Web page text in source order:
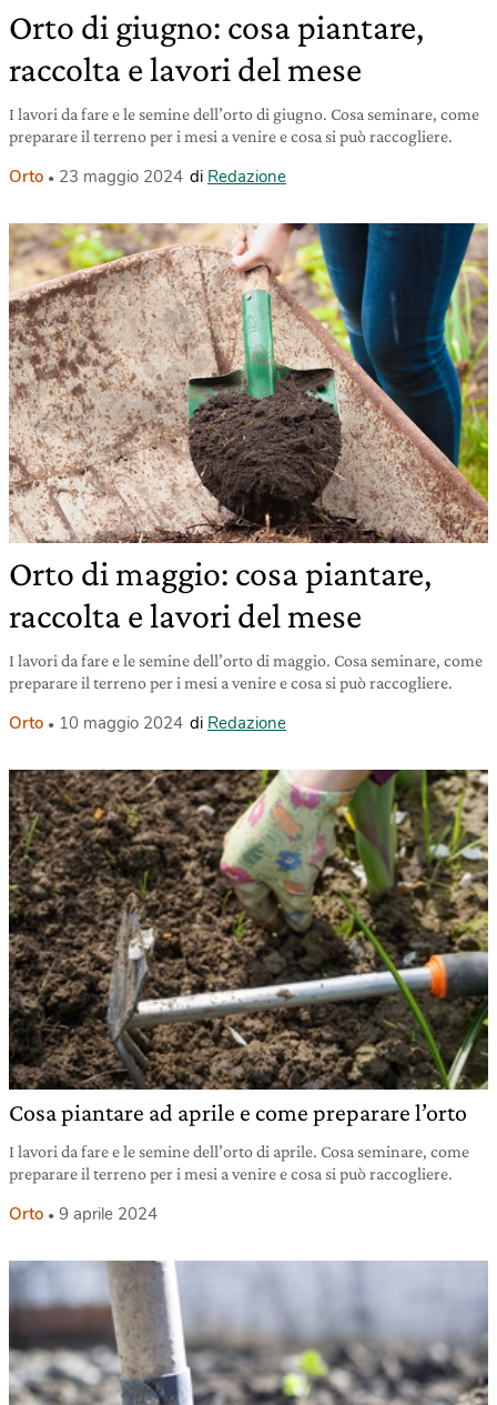
Orto di giugno: cosa piantare,
raccolta e lavori del mese
I lavori da fare e le semine dell’orto di giugno. Cosa seminare, come
preparare il terreno per i mesi a venire e cosa si può raccogliere.
Orto 23 maggio 2024 di Redazione
Orto di maggio: cosa piantare,
raccolta e lavori del mese
I lavori da fare e le semine dell’orto di maggio. Cosa seminare, come
preparare il terreno per i mesi a venire e cosa si può raccogliere.
Orto 10 maggio 2024 di Redazione
Cosa piantare ad aprile e come preparare l’orto
I lavori da fare e le semine dell’orto di aprile. Cosa seminare, come
preparare il terreno per i mesi a venire e cosa si può raccogliere.
Orto 9 aprile 2024